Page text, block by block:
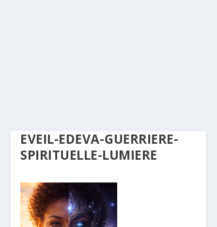
EVEIL-EDEVA-GUERRIERE-
SPIRITUELLE-LUMIERE